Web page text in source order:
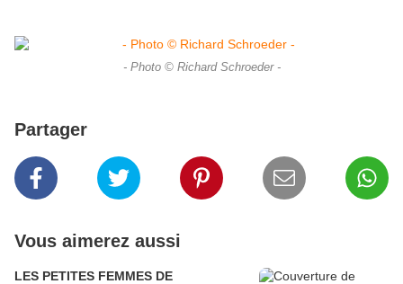
- Photo © Richard Schroeder -
Partager
Vous aimerez aussi
LES PETITES FEMMES DE